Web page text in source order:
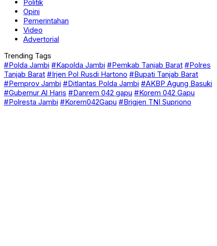
Politik
Opini
Pemerintahan
Video
Advertorial
Trending Tags
#Polda Jambi #Kapolda Jambi #Pemkab Tanjab Barat #Polres
Tanjab Barat #Irjen Pol Rusdi Hartono #Bupati Tanjab Barat
#Pemprov Jambi #Ditlantas Polda Jambi #AKBP Agung Basuki
#Gubernur Al Haris #Danrem 042 gapu #Korem 042 Gapu
#Polresta Jambi #Korem042Gapu #Brigjen TNI Supriono